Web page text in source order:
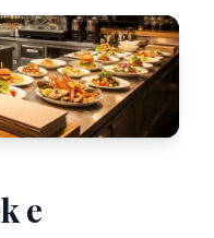
e